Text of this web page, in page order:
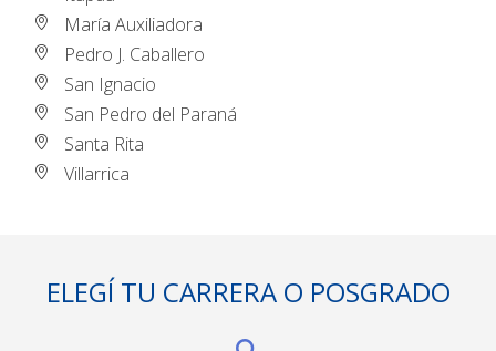
María Auxiliadora
Pedro J. Caballero
San Ignacio
San Pedro del Paraná
Santa Rita
Villarrica
ELEGÍ TU CARRERA O POSGRADO